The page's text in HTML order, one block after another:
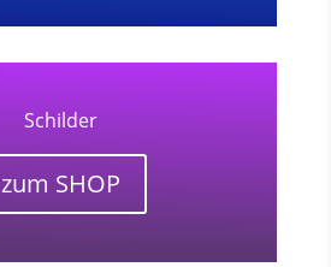
Schilder
zum SHOP